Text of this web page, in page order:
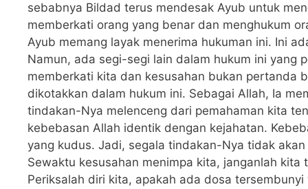
sebabnya Bildad terus mendesak Ayub untuk
memberkati orang yang benar dan menghukum
Ayub memang layak menerima hukuman ini. Ini
Namun, ada segi-segi lain dalam hukum ini yang
memberkati kita dan kesusahan bukan pertanda
dikotakkan dalam hukum ini. Sebagai Allah, Ia
tindakan-Nya melenceng dari pemahaman kita
kebebasan Allah identik dengan kejahatan.
yang kudus. Jadi, segala tindakan-Nya tidak
Sewaktu kesusahan menimpa kita, janganlah
Periksalah diri kita, apakah ada dosa